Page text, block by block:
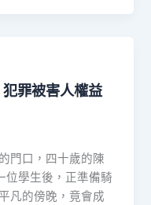
罪被害人權益
門口，四十歲的陳
位學生後，正準備騎
凡的傍晚，竟會成